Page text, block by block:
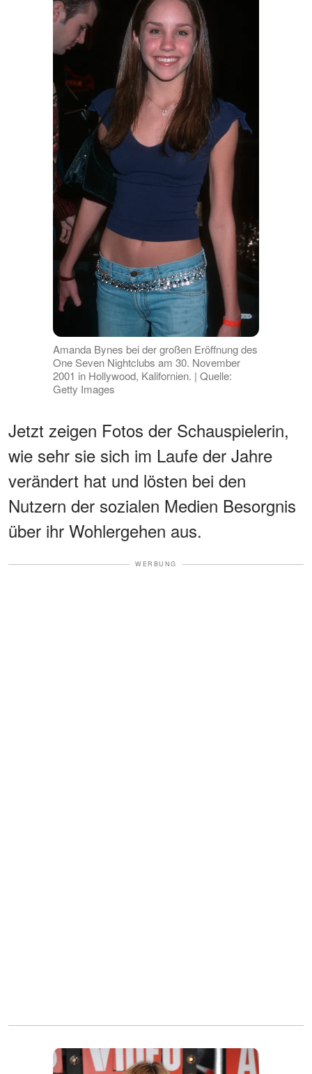
Amanda Bynes bei der großen Eröffnung des
One Seven Nightclubs am 30. November
2001 in Hollywood, Kalifornien. | Quelle:
Getty Images
Jetzt zeigen Fotos der Schauspielerin,
wie sehr sie sich im Laufe der Jahre
verändert hat und lösten bei den
Nutzern der sozialen Medien Besorgnis
über ihr Wohlergehen aus.
WERBUNG